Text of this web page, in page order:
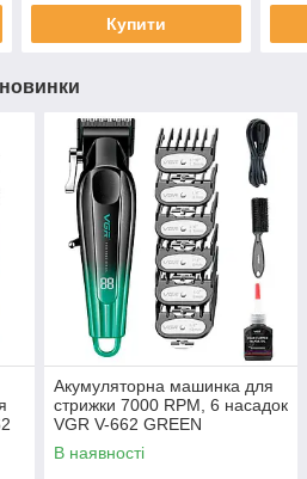
Купити
новинки
Акумуляторна машинка для
стрижки 7000 RPM, 6 насадок
VGR V-662 GREEN
В наявності